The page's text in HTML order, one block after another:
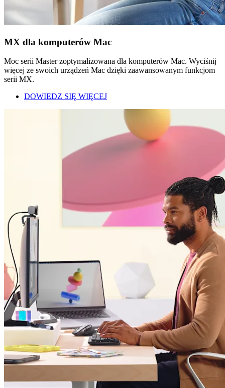
MX dla komputerów Mac
Moc serii Master zoptymalizowana dla komputerów Mac. Wyciśnij
więcej ze swoich urządzeń Mac dzięki zaawansowanym funkcjom
serii MX.
DOWIEDZ SIĘ WIĘCEJ